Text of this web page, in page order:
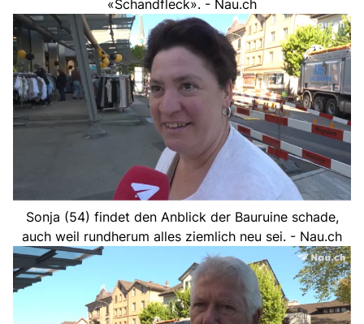
«Schandfleck». - Nau.ch
Sonja (54) findet den Anblick der Bauruine schade,
auch weil rundherum alles ziemlich neu sei. - Nau.ch